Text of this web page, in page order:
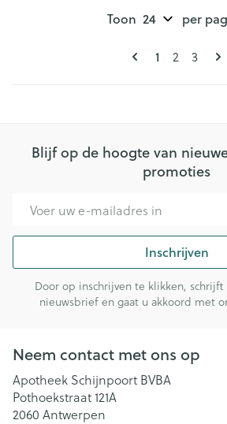
Pagina's
U lees
1 Pagina
2 Pagina
3
Toon per
Blijf op de hoogte van
promoties
Inschrijven
Door op inschrijven te klikken, schrijft
nieuwsbrief en gaat u akkoord met
Neem contact met ons op
Apotheek Schijnpoort BVBA
Pothoekstraat 121A
2060 Antwerpen